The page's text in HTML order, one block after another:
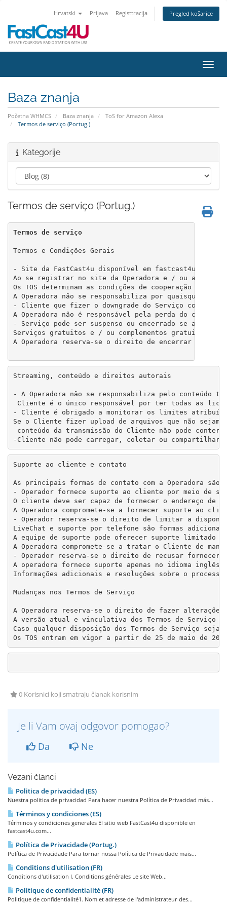
Hrvatski Prijava Registtracija Pregled košarice
Baza znanja
Početna WHMCS Baza znanja
ToS for Amazon Alexa
Termos de serviço (Portug.)
Kategorije
Termos de serviço (Portug.)
Termos de serviço
Termos e Condições Gerais
- Site da FastCast4u disponível em fastcast4u.com
Ao se registrar no site da Operadora e / ou ao
Os TOS determinam as condições de cooperação
A Operadora não se responsabiliza por quaisquer
- Cliente que fizer o downgrade do Serviço concorda
A Operadora não é responsável pela perda do
- Serviço pode ser suspenso ou encerrado se a
Serviços gratuitos e / ou complementos gratuitos,
A Operadora reserva-se o direito de encerrar os
Streaming, conteúdo e direitos autorais
- A Operadora não se responsabiliza pelo
Cliente é o único responsável por ter todas as
- Cliente é obrigado a monitorar os limites
Se o Cliente fizer upload de arquivos que não sejam
conteúdo da transmissão do Cliente não pode
-Cliente não pode carregar, coletar ou compartilhar
Suporte ao cliente e contato
As principais formas de contato com a Operadora
- Operador fornece suporte ao cliente por meio de
O cliente deve ser capaz de fornecer o endereço
A Operadora compromete-se a fornecer suporte ao
- Operador reserva-se o direito de limitar a
LiveChat e suporte por telefone são formas
A equipe de suporte pode oferecer suporte limitado
A Operadora compromete-se a tratar o Cliente de
- Operador reserva-se o direito de recusar fornecer
A operadora fornece suporte apenas no idioma
Informações adicionais e resoluções sobre o
Mudanças nos Termos de Serviço
A Operadora reserva-se o direito de fazer alterações
A versão atual e vinculativa dos Termos de Serviço
Caso qualquer disposição dos Termos de Serviço
Os TOS entram em vigor a partir de 25 de maio de
0 Korisnici koji smatraju članak korisnim
Je li Vam ovaj odgovor pomogao?
Da Ne
Vezani članci
Politica de privacidad (ES)
Nuestra politica de privacidad Para hacer nuestra Política de Privacidad más...
Términos y condiciones (ES)
Términos y condiciones generales El sitio web FastCast4u disponible en
fastcast4u.com...
Política de Privacidade (Portug.)
Política de Privacidade Para tornar nossa Política de Privacidade mais...
Conditions d'utilisation (FR)
Conditions d'utilisation I. Conditions générales Le site Web...
Politique de confidentialité (FR)
Politique de confidentialité1. Nom et adresse de l'administrateur des...